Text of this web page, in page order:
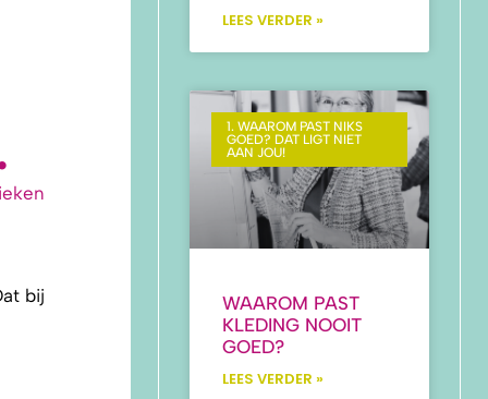
bij
LEES VERDER »
1. WAAROM PAST NIKS
GOED? DAT LIGT NIET
AAN JOU!
WAAROM PAST
KLEDING NOOIT
GOED?
LEES VERDER »